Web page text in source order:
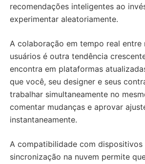
recomendações inteligentes ao
experimentar aleatoriamente.
A colaboração em tempo real entre
usuários é outra tendência
encontra em plataformas
que você, seu designer e seus
trabalhar simultaneamente no
comentar mudanças e aprovar
instantaneamente.
A compatibilidade com dispositivos
sincronização na nuvem permite